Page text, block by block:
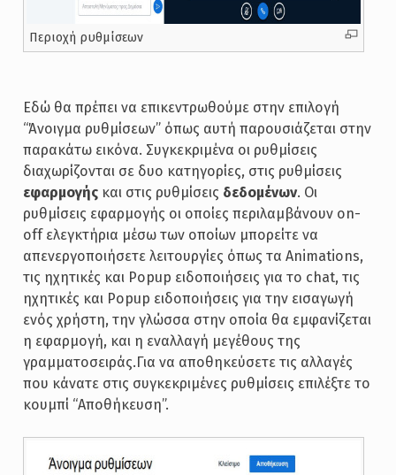
Περιοχή ρυθμίσεων
Εδώ θα πρέπει να επικεντρωθούμε στην επιλογή
“Άνοιγμα ρυθμίσεων” όπως αυτή παρουσιάζεται στην
παρακάτω εικόνα. Συγκεκριμένα οι ρυθμίσεις
διαχωρίζονται σε δυο κατηγορίες, στις ρυθμίσεις
εφαρμογήςκαι στις ρυθμίσεις δεδομένων. Οι
ρυθμίσεις εφαρμογής οι οποίες περιλαμβάνουν on-
off ελεγκτήρια μέσω των οποίων μπορείτε να
απενεργοποιήσετε λειτουργίες όπως τα Animations,
τις ηχητικές και Popup ειδοποιήσεις για το chat, τις
ηχητικές και Popup ειδοποιήσεις για την εισαγωγή
ενός χρήστη, την γλώσσα στην οποία θα εμφανίζεται
η εφαρμογή, και η εναλλαγή μεγέθους της
γραμματοσειράς.Για να αποθηκεύσετε τις αλλαγές
που κάνατε στις συγκεκριμένες ρυθμίσεις επιλέξτε το
κουμπί “Αποθήκευση”.